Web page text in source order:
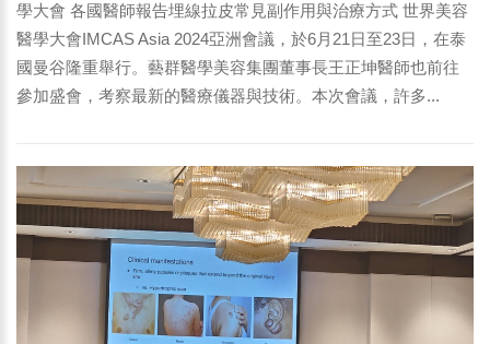
學大會 各國醫師報告埋線拉皮常見副作用與治療方式 世界美容
醫學大會IMCAS Asia 2024亞洲會議，於6月21日至23日，在泰
國曼谷隆重舉行。藝群醫學美容集團董事長王正坤醫師也前往
參加盛會，考察最新的醫療儀器與技術。本次會議，許多...